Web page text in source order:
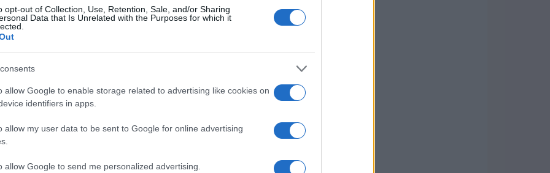
opt-out of Collection, Use, Retention, Sale, and/or Sharing
Data that Is Unrelated with the Purposes for which it
allow Google to enable storage related to advertising like cookies on
identifiers in apps.
allow my user data to be sent to Google for online advertising
allow Google to send me personalized advertising.
non sono ancora completamente comprese,
tra fattori genetici e ambientali. Alcuni
come infezioni virali possono contribuire
familiare di malattie autoimmuni può
le donne in gravidanza che hanno questa
persona a persona e possono includere: